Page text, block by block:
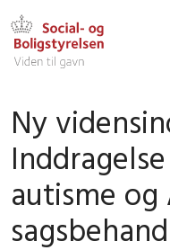
Ny
autisme og